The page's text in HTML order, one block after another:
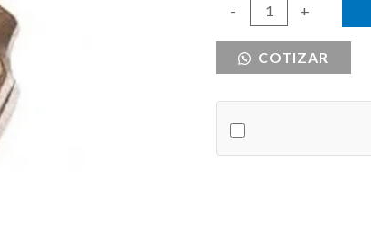
-
TIERRA
+
COTIZAR